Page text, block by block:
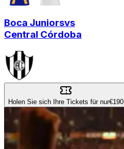
Boca Juniorsvs
Central Córdoba
Holen Sie sich Ihre Tickets für nur€190